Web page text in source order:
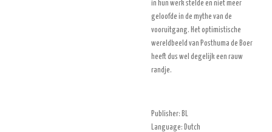
in hun werk stelde en niet meer
geloofde in de mythe van de
vooruitgang. Het optimistische
wereldbeeld van Posthuma de Boer
heeft dus wel degelijk een rauw
randje.
Publisher: BL
Language: Dutch